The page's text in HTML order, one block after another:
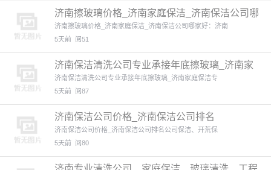
济南擦玻璃价格_济南家庭保洁_济南保洁公司哪
家好 本文来自:
济南擦玻璃价格_济南家庭保洁_济南保洁公司哪家好：济南
5天前 阅51
济南保洁清洗公司专业承接年底擦玻璃_济南家
庭保洁
济南保洁清洗公司专业承接年底擦玻璃_济南家庭保洁专
5天前 阅87
济南保洁公司价格_济南保洁公司排名
济南保洁公司价格_济南保洁公司排名公司保洁、开荒保
5天前 阅80